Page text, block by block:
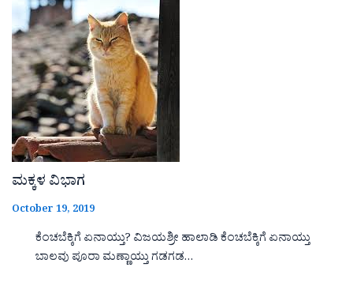
ಮಕ್ಕಳ ವಿಭಾಗ
October 19, 2019
ಕೆಂಚಬೆಕ್ಕಿಗೆ ಏನಾಯ್ತು? ವಿಜಯಶ್ರೀ ಹಾಲಾಡಿ ಕೆಂಚಬೆಕ್ಕಿಗೆ ಏನಾಯ್ತು
ಬಾಲವು ಪೂರಾ ಮಣ್ಣಾಯ್ತು ಗಡಗಡ…